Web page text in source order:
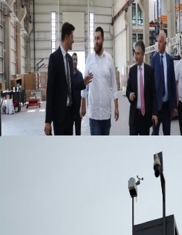
Marmara OSB Müteşebbis Heyeti
Toplantısı gerçekleştirildi
05 Ağustos 2026